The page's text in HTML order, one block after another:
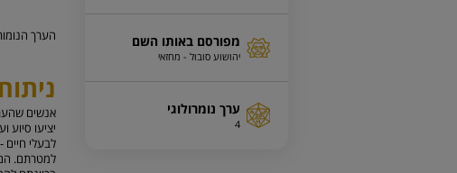
מפורסם באותו השם
יהושוע סובול - מחזאי
ערך נומרולוגי
4
הערך
יציעו
לבעלי
למטרתם. הם